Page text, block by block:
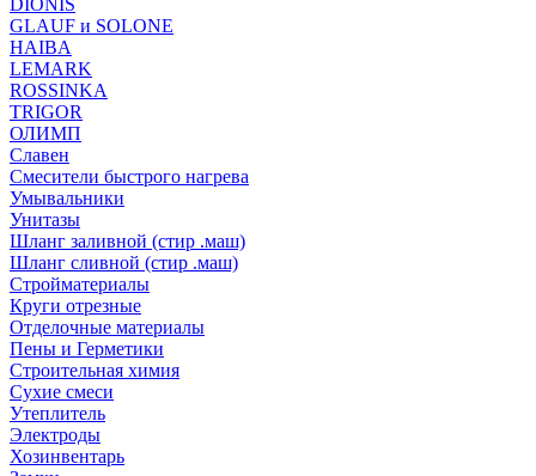
DIONIS
GLAUF и SOLONE
HAIBA
LEMARK
ROSSINKA
TRIGOR
ОЛИМП
Славен
Смесители быстрого нагрева
Умывальники
Унитазы
Шланг заливной (стир .маш)
Шланг сливной (стир .маш)
Стройматериалы
Круги отрезные
Отделочные материалы
Пены и Герметики
Строительная химия
Сухие смеси
Утеплитель
Электроды
Хозинвентарь